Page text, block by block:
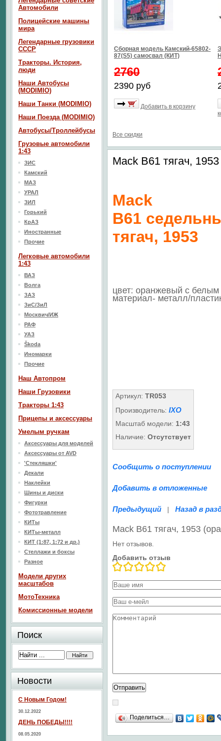
Сборная модель Камский-65802-
87(S5) самосвал (КИТ)
2760
2390 руб
Добавить в корзину
Все скидки
Mack B61 тягач,
Mack
B61
тягач, 1953
цвет: оранжевый с белым
материал- металл/
Артикул: TR053
Производитель: IXO
Масштаб модели: 1:43
Наличие: Отсутствует
Сообщить о поступлении
Добавить в отложенные
Предыдущий | Назад в
Mack B61 тягач, 1953
Нет отзывов.
Добавить отзыв
Поделиться…
Автомобили
Полицейские машины
мира
Легендарные грузовики
СССР
Тракторы. История,
люди
Наши Автобусы
(MODIMIO)
Наши Танки (MODIMIO)
Наши Поезда (MODIMIO)
Автобусы/Троллейбусы
Грузовые автомобили
1:43
ЗИС
Камский
МАЗ
УРАЛ
ЗИЛ
Горький
КрАЗ
Иностранные
Прочие
Легковые автомобили
1:43
ВАЗ
Волга
ЗАЗ
ЗиС/ЗиЛ
Москвич/ИЖ
РАФ
УАЗ
Škoda
Иномарки
Прочие
Наш Aвтопром
Наши Грузовики
Тракторы 1:43
Прицепы и аксессуары
Умелым ручкам
Аксессуары для моделей
Аксессуары от AVD
'Стекляшки'
Декали
Наклейки
Шины и диски
Фигурки
Фототравление
КИТы
КИТы-металл
КИТ (1:87, 1:72 и др.)
Стеллажи и боксы
Разное
Модели других
масштабов
МотоТехника
Комиссионные модели
Поиск
Новости
С Новым Годом!
30.12.2022
ДЕНЬ ПОБЕДЫ!!!!
08.05.2020